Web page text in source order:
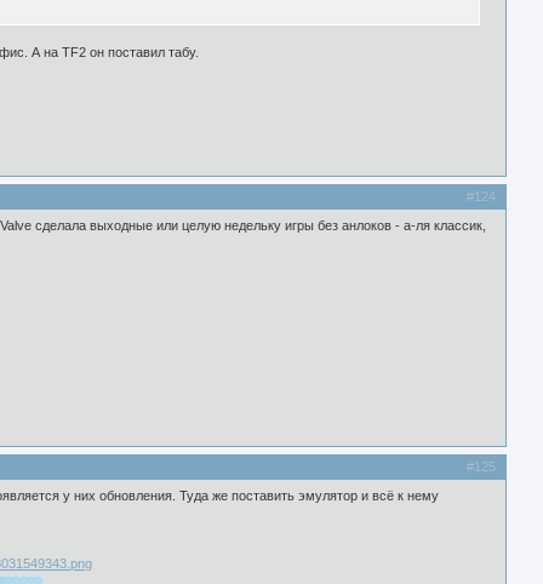
А на TF2 он поставил табу.
#124
сделала выходные или целую недельку игры без анлоков - а-ля классик,
#125
у них обновления. Туда же поставить эмулятор и всё к нему